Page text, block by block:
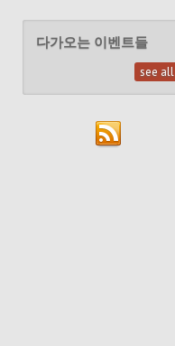
다가오는 이벤트들
see all